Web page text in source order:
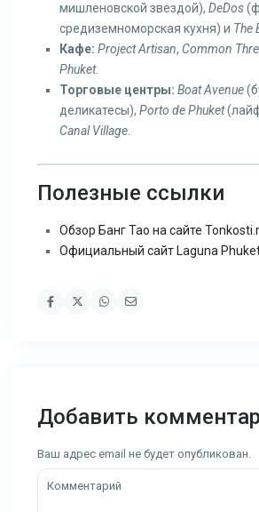
мишленовской звездой), DeDos
средиземноморская кухня) и The
Кафе: Project Artisan, Common
Phuket.
Торговые центры: Boat Avenue
деликатесы), Porto de Phuket
Canal Village
Полезные ссылки
Обзор Банг Тао на сайте
Официальный сайт Laguna
Добавить
Ваш адрес email не будет опубликован.